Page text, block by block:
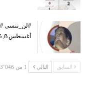
#لن_ننسى
أغسطس 8, 2026
السابق التالي 1 من 3٬046